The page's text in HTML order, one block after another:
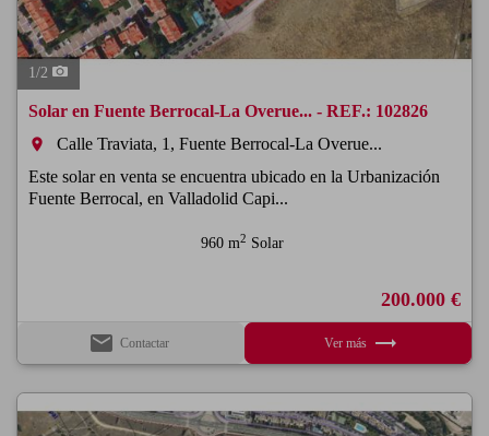
1/2
Solar en Fuente Berrocal-La Overue... - REF.: 102826
room
Calle Traviata, 1, Fuente Berrocal-La Overue...
Este solar en venta se encuentra ubicado en la Urbanización
Fuente Berrocal, en Valladolid Capi...
960 m2 Solar
200.000 €
email Contactar Ver más trending_flat
Next